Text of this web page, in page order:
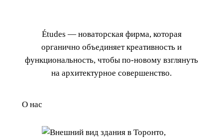
Études — новаторская фирма, которая
органично объединяет креативность и
функциональность, чтобы по-новому взглянуть
на архитектурное совершенство.
О нас